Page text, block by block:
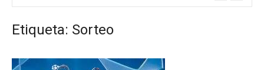
Etiqueta: Sorteo